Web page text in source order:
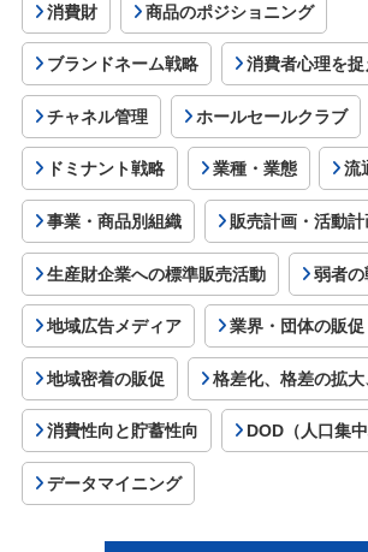
消費財 商品のポジショニング
ブランドネーム戦略 消費者心理を
チャネル管理 ホールセールクラブ
ドミナント戦略 業種・業態 流
事業・商品別組織 販売計画・活動計
生産財企業への標準販売活動 弱者
地域広告メディア 業界・団体の販促
地域密着の販促 格差化、格差の拡
消費性向と貯蓄性向 DOD（人口集中
データマイニング